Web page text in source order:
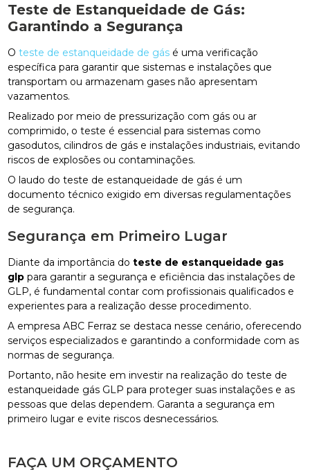
Teste de Estanqueidade de Gás:
Garantindo a Segurança
Oteste de estanqueidade de gás é uma verificação
específica para garantir que sistemas e instalações que
transportam ou armazenam gases não apresentam
vazamentos.
Realizado por meio de pressurização com gás ou ar
comprimido, o teste é essencial para sistemas como
gasodutos, cilindros de gás e instalações industriais, evitando
riscos de explosões ou contaminações.
O laudo do teste de estanqueidade de gás é um
documento técnico exigido em diversas regulamentações
de segurança.
Segurança em Primeiro Lugar
Diante da importância doteste de estanqueidade gas
glp para garantir a segurança e eficiência das instalações de
GLP, é fundamental contar com profissionais qualificados e
experientes para a realização desse procedimento.
A empresa ABC Ferraz se destaca nesse cenário, oferecendo
serviços especializados e garantindo a conformidade com as
normas de segurança.
Portanto, não hesite em investir na realização do teste de
estanqueidade gás GLP para proteger suas instalações e as
pessoas que delas dependem. Garanta a segurança em
primeiro lugar e evite riscos desnecessários.
FAÇA UM ORÇAMENTO